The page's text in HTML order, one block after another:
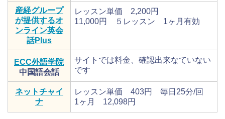
産経グループ
が提供するオ
ンライン英会
話Plus
レッスン単価 2,200円
11,000円 ５レッスン 1ヶ月有効
ECC外語学院
中国語会話
サイトでは料金、確認出来なていない
です
ネットチャイ
ナ
レッスン単価 403円 毎日25分/回
1ヶ月 12,098円